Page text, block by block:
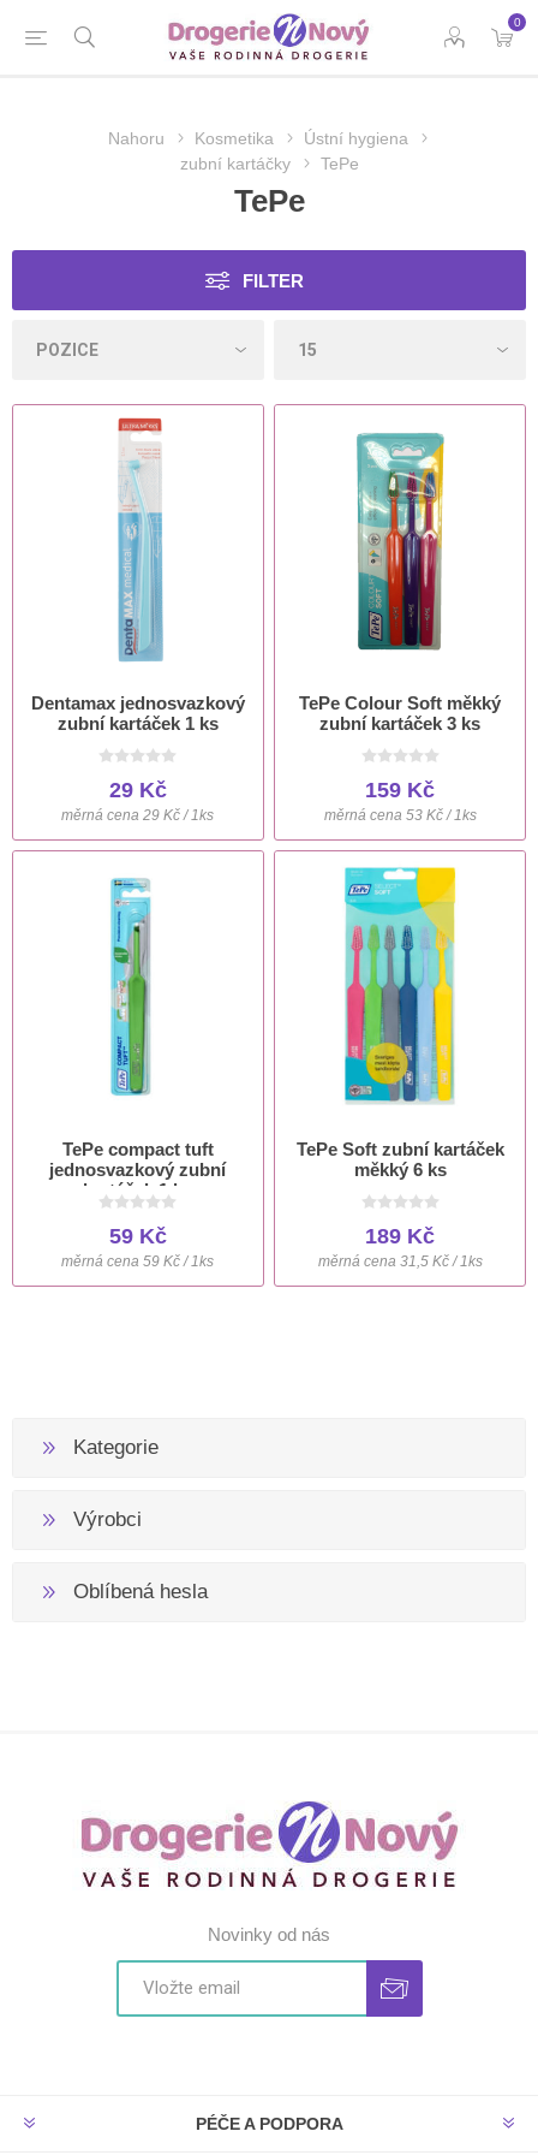
0
Nahoru Kosmetika
Ústní hygiena
zubní kartáčky
TePe
TePe
FILTER
Dentamax jednosvazkový
zubní kartáček 1 ks
29 Kč
měrná cena 29 Kč / 1ks
TePe Colour Soft měkký
zubní kartáček 3 ks
159 Kč
měrná cena 53 Kč / 1ks
TePe compact tuft
jednosvazkový zubní
kartáček 1 ks
59 Kč
měrná cena 59 Kč / 1ks
TePe Soft zubní kartáček
měkký 6 ks
189 Kč
měrná cena 31,5 Kč / 1ks
Kategorie
Výrobci
Oblíbená hesla
Novinky od nás
PÉČE A PODPORA